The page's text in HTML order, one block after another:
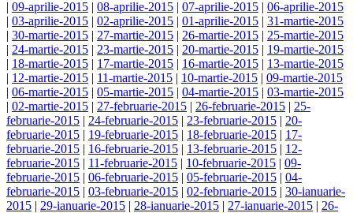
| 09-aprilie-2015 | 08-aprilie-2015 | 07-aprilie-2015 | 06-aprilie-2015
| 03-aprilie-2015 | 02-aprilie-2015 | 01-aprilie-2015 | 31-martie-2015
| 30-martie-2015 | 27-martie-2015 | 26-martie-2015 | 25-martie-2015
| 24-martie-2015 | 23-martie-2015 | 20-martie-2015 | 19-martie-2015
| 18-martie-2015 | 17-martie-2015 | 16-martie-2015 | 13-martie-2015
| 12-martie-2015 | 11-martie-2015 | 10-martie-2015 | 09-martie-2015
| 06-martie-2015 | 05-martie-2015 | 04-martie-2015 | 03-martie-2015
| 02-martie-2015 | 27-februarie-2015 | 26-februarie-2015 | 25-
februarie-2015 | 24-februarie-2015 | 23-februarie-2015 | 20-
februarie-2015 | 19-februarie-2015 | 18-februarie-2015 | 17-
februarie-2015 | 16-februarie-2015 | 13-februarie-2015 | 12-
februarie-2015 | 11-februarie-2015 | 10-februarie-2015 | 09-
februarie-2015 | 06-februarie-2015 | 05-februarie-2015 | 04-
februarie-2015 | 03-februarie-2015 | 02-februarie-2015 | 30-ianuarie-
2015 | 29-ianuarie-2015 | 28-ianuarie-2015 | 27-ianuarie-2015 | 26-